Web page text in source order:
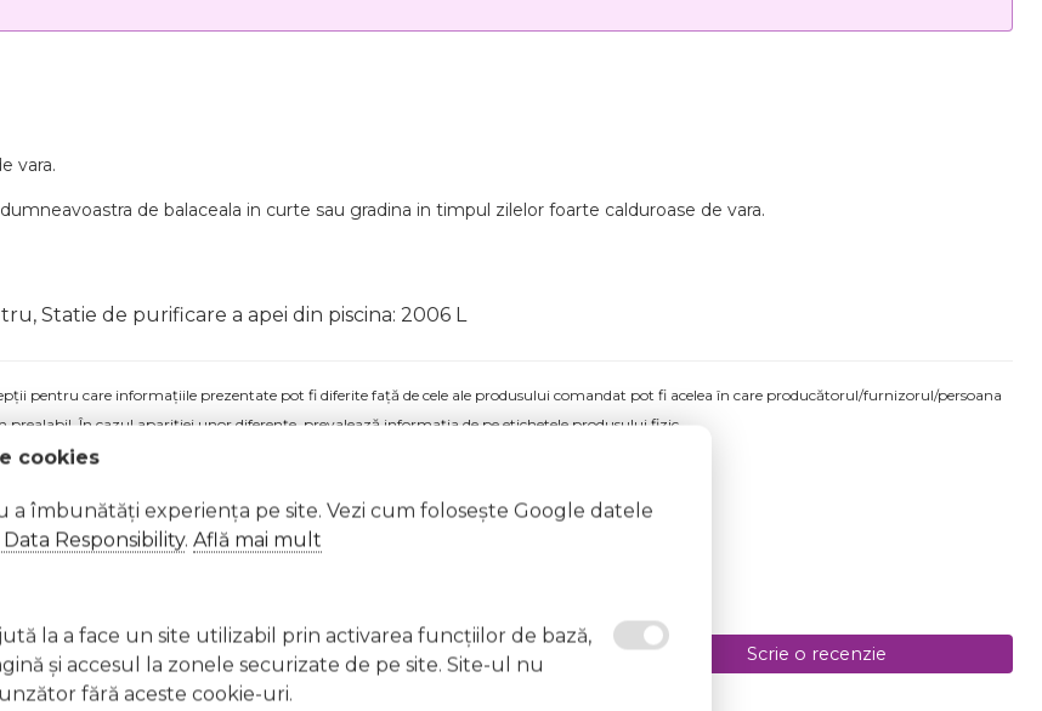
vara.
de balaceala in curte sau gradina in timpul zilelor foarte calduroase de vara.
Statie de purificare a apei din piscina: 2006 L
pentru care informațiile prezentate pot fi diferite față de cele ale produsului comandat pot fi acelea în care producătorul/furnizorul/persoana
În cazul apariției unor diferențe, prevalează informația de pe etichetele produsului fizic.
Easy Set Intex 5621L - 366x76cm JUBBG-S2401559 a fost efectuată la data de 30.06.2026
Scrie o recenzie
cookies
a îmbunătăți experiența pe site. Vezi cum folosește Google datele
Responsibility. Află mai mult
la a face un site utilizabil prin activarea funcţiilor de bază,
şi accesul la zonele securizate de pe site. Site-ul nu
fără aceste cookie-uri.